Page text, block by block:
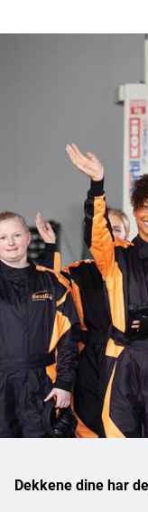
Dekkene dine har